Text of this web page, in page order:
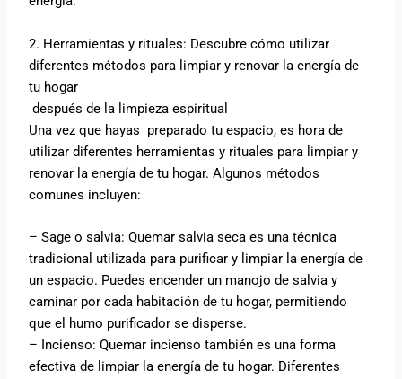
2. Herramientas y rituales: Descubre cómo utilizar
diferentes métodos para limpiar y renovar la energía de
tu hogar
después de la limpieza espiritual
Una vez que hayas preparado tu espacio, es hora de
utilizar diferentes herramientas y rituales para limpiar y
renovar la energía de tu hogar. Algunos métodos
comunes incluyen:
– Sage o salvia: Quemar salvia seca es una técnica
tradicional utilizada para purificar y limpiar la energía de
un espacio. Puedes encender un manojo de salvia y
caminar por cada habitación de tu hogar, permitiendo
que el humo purificador se disperse.
– Incienso: Quemar incienso también es una forma
efectiva de limpiar la energía de tu hogar. Diferentes